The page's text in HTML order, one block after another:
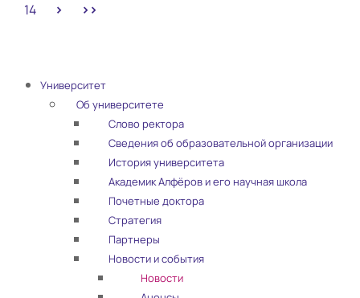
14
Университет
Об университете
Слово ректора
Сведения об образовательной организации
История университета
Академик Алфёров и его научная школа
Почетные доктора
Стратегия
Партнеры
Новости и события
Новости